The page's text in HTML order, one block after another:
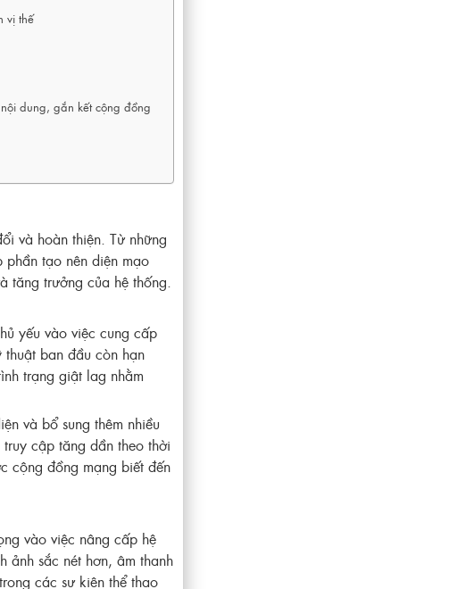
vị thế
dung, gắn kết cộng đồng
và hoàn thiện. Từ những
tạo nên diện mạo
tăng trưởng của hệ thống.
yếu vào việc cung cấp
ban đầu còn hạn
trạng giật lag nhằm
và bổ sung thêm nhiều
cập tăng dần theo thời
cộng đồng mạng biết đến
vào việc nâng cấp hệ
ảnh sắc nét hơn, âm thanh
các sự kiện thể thao